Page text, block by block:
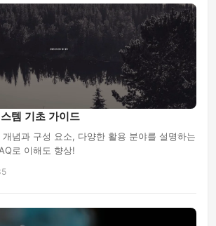
템 기초 가이드
념과 구성 요소, 다양한 활용 분야를 설명하는
로 이해도 향상!